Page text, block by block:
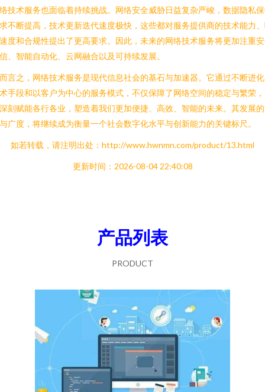
技术服务也面临着持续挑战。网络安全威胁日益复杂严峻，数据隐私
不断提高，技术更新迭代速度极快，这些都对服务提供商的技术能力
度和合规性提出了更高要求。因此，未来的网络技术服务将更加注重
、智能自动化、云网融合以及可持续发展。
言之，网络技术服务是现代信息社会的基石与加速器。它通过不断进
手段和以客户为中心的服务模式，不仅保障了网络空间的稳定与繁荣
刻赋能各行各业，塑造着我们更加便捷、高效、智能的未来。其发展
广度，将继续成为衡量一个社会数字化水平与创新能力的关键标尺。
如若转载，请注明出处：http://www.hwnmn.com/product/13.html
更新时间：2026-08-04 22:40:08
产品列表
PRODUCT